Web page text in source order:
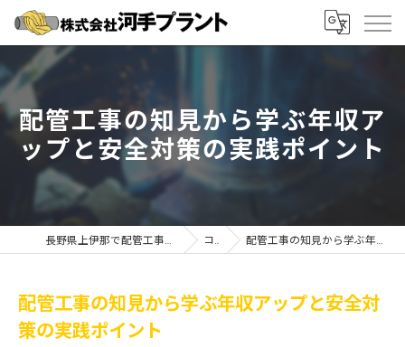
配管工事の知見から学ぶ年収ア
ップと安全対策の実践ポイント
長野県上伊那で配管工事の求人なら株式会社河手プラント コラム 配管工事の知見から学ぶ年収アップと安全対策の実践ポイント
配管工事の知見から学ぶ年収アップと安全対
策の実践ポイント